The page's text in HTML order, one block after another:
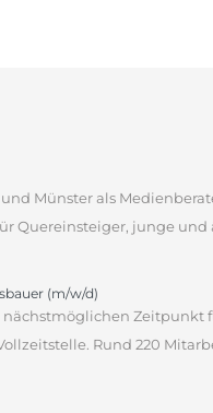
Münster als
Quereinsteiger, junge
(m/w/d)
Zeitpunkt
Rund 220